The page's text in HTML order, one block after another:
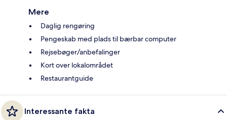
Mere
Daglig rengøring
Pengeskab med plads til bærbar computer
Rejsebøger/anbefalinger
Kort over lokalområdet
Restaurantguide
Interessante fakta